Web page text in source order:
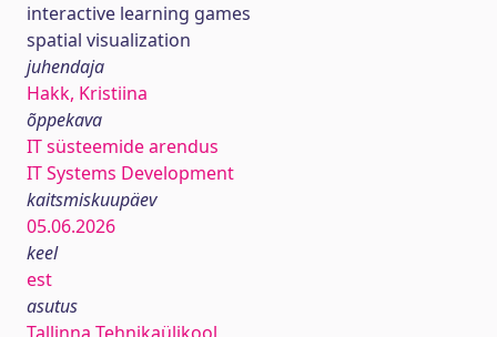
interactive learning games
spatial visualization
juhendaja
Hakk, Kristiina
õppekava
IT süsteemide arendus
IT Systems Development
kaitsmiskuupäev
05.06.2026
keel
est
asutus